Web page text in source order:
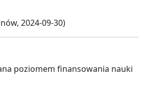
2024-09-30)
poziomem finansowania nauki